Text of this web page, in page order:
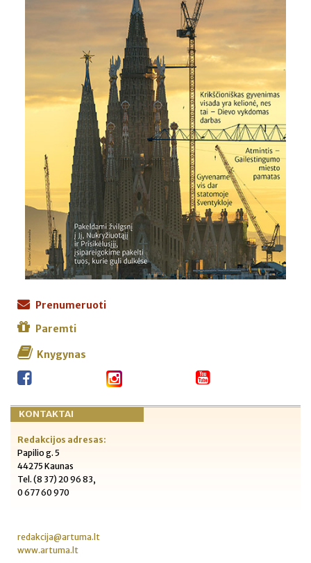
Prenumeruoti
Paremti
Knygynas
KONTAKTAI
Redakcijos adresas:
Papilio g. 5
44275 Kaunas
Tel. (8 37) 20 96 83,
0 677 60 970
redakcija@artuma.lt
www.artuma.lt